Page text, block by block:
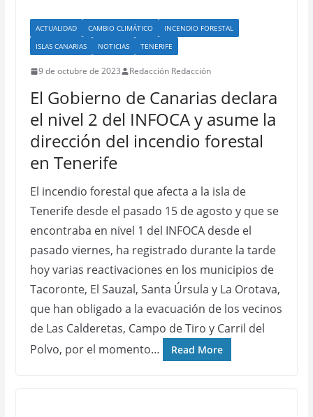
ACTUALIDAD CAMBIO CLIMÁTICO
INCENDIO FORESTAL
ISLAS CANARIAS
NOTICIAS TENERIFE
9 de octubre de 2023 Redacción Redacción
El Gobierno de Canarias declara
el nivel 2 del INFOCA y asume la
dirección del incendio forestal
en Tenerife
El incendio forestal que afecta a la isla de
Tenerife desde el pasado 15 de agosto y que se
encontraba en nivel 1 del INFOCA desde el
pasado viernes, ha registrado durante la tarde
hoy varias reactivaciones en los municipios de
Tacoronte, El Sauzal, Santa Úrsula y La Orotava,
que han obligado a la evacuación de los vecinos
de Las Calderetas, Campo de Tiro y Carril del
Polvo, por el momento…
Read More